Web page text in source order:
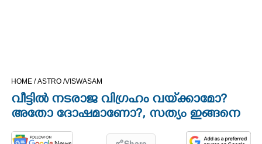
HOME /ASTRO /VISWASAM
വീട്ടിൽ നടരാജ വിഗ്രഹം വയ്‌ക്കാമോ?
അതോ ദോഷമാണോ?, സത്യം ഇങ്ങനെ